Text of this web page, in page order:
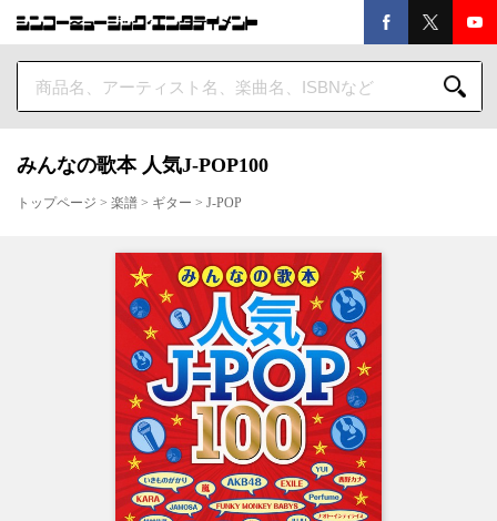
みんなの歌本 人気J-POP100
トップページ > 楽譜 > ギター > J-POP